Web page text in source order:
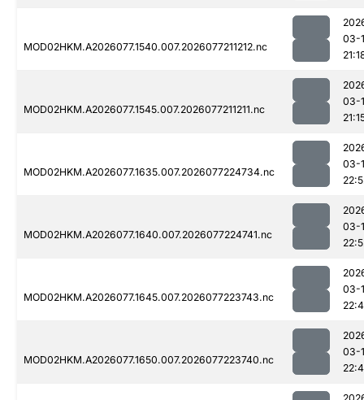
MOD02HKM.A2026077.1540.007.2026077211212.nc
03-
MOD02HKM.A2026077.1545.007.2026077211211.nc
03-
MOD02HKM.A2026077.1635.007.2026077224734.nc
03-
MOD02HKM.A2026077.1640.007.2026077224741.nc
03-
MOD02HKM.A2026077.1645.007.2026077223743.nc
03-
MOD02HKM.A2026077.1650.007.2026077223740.nc
03-